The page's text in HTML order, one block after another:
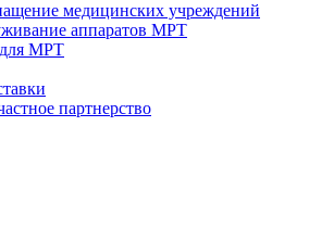
медицинских учреждений
аппаратов МРТ
МРТ
партнерство